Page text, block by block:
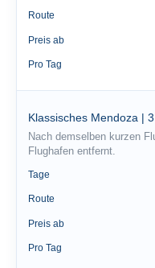
Route
Preis ab
Pro Tag
Klassisches Mendoza |
Nach demselben kurzen
Flughafen entfernt.
Tage
Route
Preis ab
Pro Tag